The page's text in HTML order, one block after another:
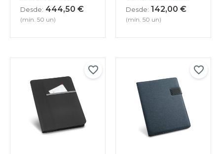
Desde: 444,50 €
(mín. 50 un)
Desde: 142,00 €
(mín. 50 un)